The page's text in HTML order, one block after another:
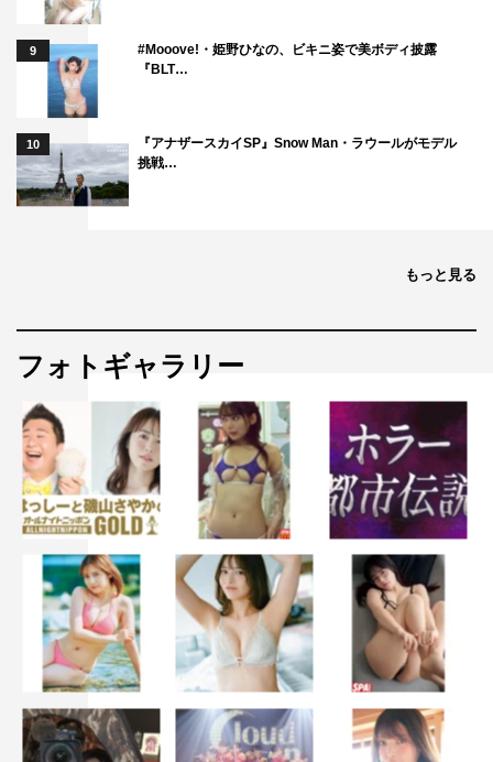
9
#Mooove!・姫野ひなの、ビキニ姿で美ボディ披露
『BLT…
10
『アナザースカイSP』Snow Man・ラウールがモデル
挑戦…
もっと見る
フォトギャラリー